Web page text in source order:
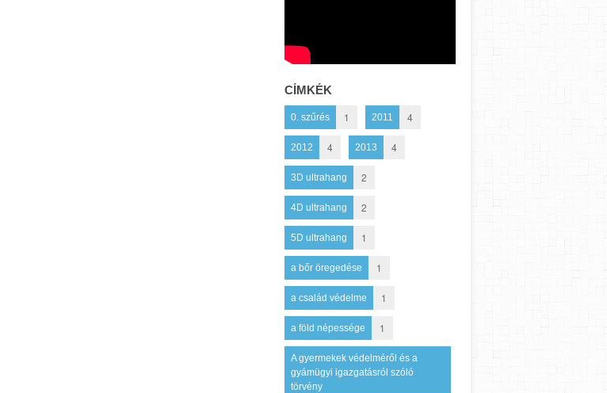
CÍMKÉK
0. szűrés 1 2011 4
2012 4 2013 4
3D ultrahang 2
4D ultrahang 2
5D ultrahang 1
a bőr öregedése 1
a család védelme 1
a föld népessége 1
A gyermekek védelméről és a
gyámügyi igazgatásról szóló
törvény